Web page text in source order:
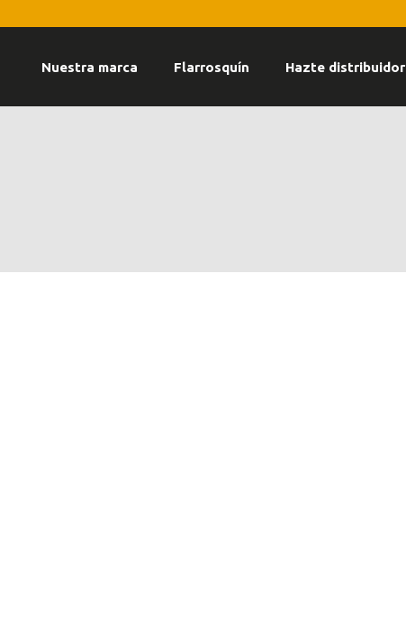
Nuestra marca Flarrosquín Hazte distribuidor